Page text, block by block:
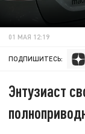
01 МАЯ 12:19
ПОДПИШИТЕСЬ:
Энтузиаст